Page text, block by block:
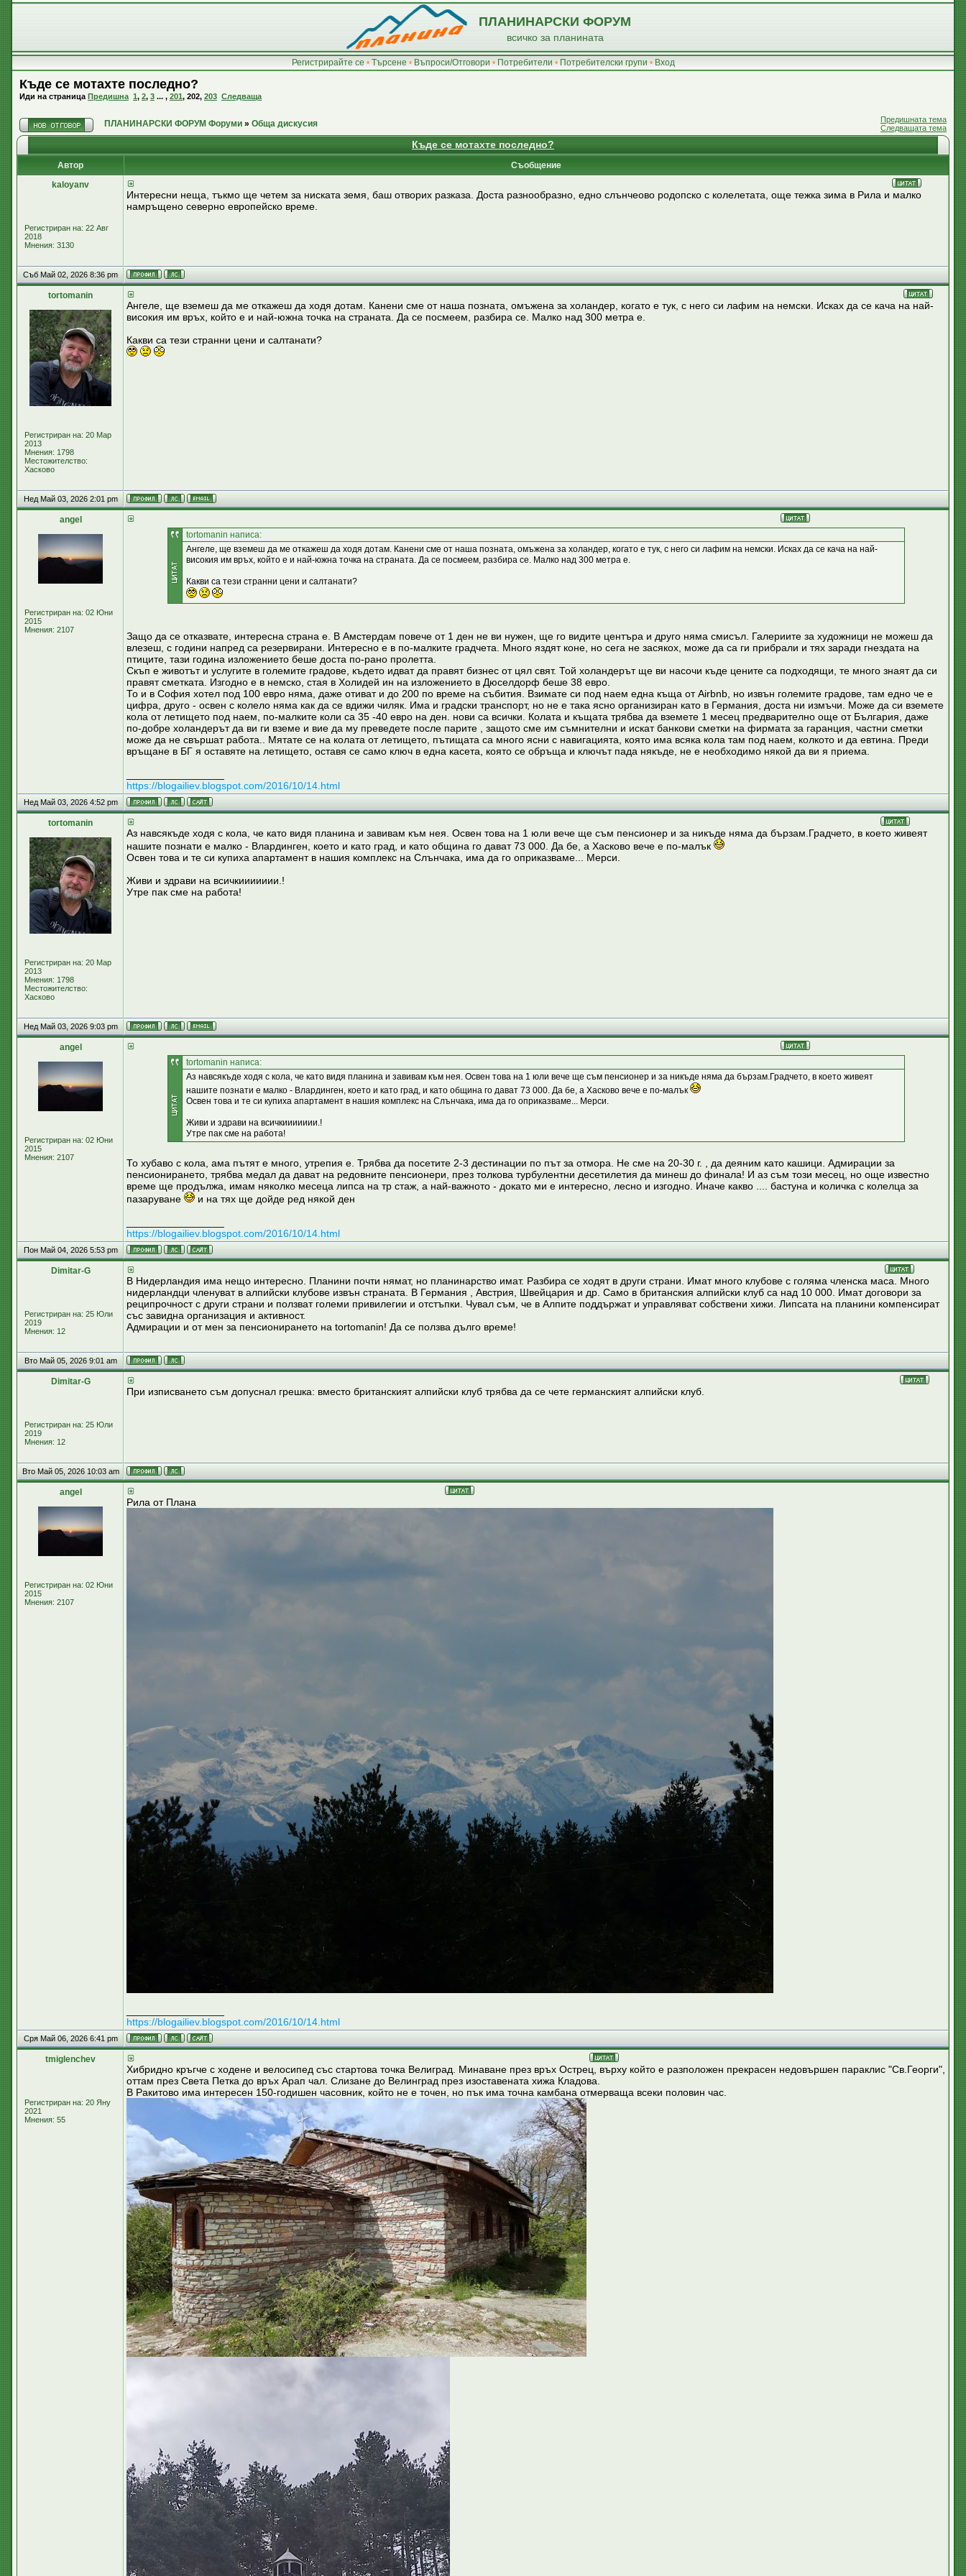
ПЛАНИНАРСКИ ФОРУМ
всичко за планината
Регистрирайте се • Търсене • Въпроси/Отговори • Потребители • Потребителски групи • Вход
Къде се мотахте последно?
Иди на страница Предишна 1, 2, 3 ... , 201, 202, 203 Следваща
ПЛАНИНАРСКИ ФОРУМ Форуми » Обща дискусия
Предишната тема
Следващата тема
Къде се мотахте последно?
Автор
Съобщение
kaloyanv
Регистриран на: 22 Авг
2018
Мнения: 3130
Интересни неща, тъкмо ще четем за ниската земя, баш отворих разказа. Доста разнообразно, едно слънчеово родопско с колелетата, още тежка зима в Рила и малко
намръщено северно европейско време.
Съб Май 02, 2026 8:36 pm
tortomanin
Регистриран на: 20 Мар
2013
Мнения: 1798
Местожителство:
Хасково
Ангеле, ще вземеш да ме откажеш да ходя дотам. Канени сме от наша позната, омъжена за холандер, когато е тук, с него си лафим на немски. Исках да се кача на най-
високия им връх, който е и най-южна точка на страната. Да се посмеем, разбира се. Малко над 300 метра е.
Какви са тези странни цени и салтанати?
Нед Май 03, 2026 2:01 pm
аngel
Регистриран на: 02 Юни
2015
Мнения: 2107
tortomanin написа:
Ангеле, ще вземеш да ме откажеш да ходя дотам. Канени сме от наша позната, омъжена за холандер, когато е тук, с него си лафим на немски. Исках да се кача на най-
високия им връх, който е и най-южна точка на страната. Да се посмеем, разбира се. Малко над 300 метра е.
Какви са тези странни цени и салтанати?
Защо да се отказвате, интересна страна е. В Амстердам повече от 1 ден не ви нужен, ще го видите центъра и друго няма смисъл. Галериите за художници не можеш да
влезеш, с години напред са резервирани. Интересно е в по-малките градчета. Много яздят коне, но сега не засякох, може да са ги прибрали и тях заради гнездата на
птиците, тази година изложението беше доста по-рано пролетта.
Скъп е животът и услугите в големите градове, където идват да правят бизнес от цял свят. Той холандерът ще ви насочи къде цените са подходящи, те много знаят да си
правят сметката. Изгодно е в немско, стая в Холидей ин на изложението в Дюселдорф беше 38 евро.
То и в София хотел под 100 евро няма, даже отиват и до 200 по време на събития. Взимате си под наем една къща от Airbnb, но извън големите градове, там едно че е
цифра, друго - освен с колело няма как да се вдижи чиляк. Има и градски транспорт, но не е така ясно организиран като в Германия, доста ни измъчи. Може да си вземете
кола от летището под наем, по-малките коли са 35 -40 евро на ден. нови са всички. Колата и къщата трябва да вземете 1 месец предварително още от България, даже
по-добре холандерът да ви ги вземе и вие да му преведете после парите , защото сме им съмнителни и искат банкови сметки на фирмата за гаранция, частни сметки
може да не свършат работа.. Мятате се на колата от летището, пътищата са много ясни с навигацията, която има всяка кола там под наем, колкото и да евтина. Преди
връщане в БГ я оставяте на летището, оставя се само ключ в една касета, която се обръща и ключът пада някъде, не е необходимо някой да ви я приема.
https://blogailiev.blogspot.com/2016/10/14.html
Нед Май 03, 2026 4:52 pm
tortomanin
Регистриран на: 20 Мар
2013
Мнения: 1798
Местожителство:
Хасково
Аз навсякъде ходя с кола, че като видя планина и завивам към нея. Освен това на 1 юли вече ще съм пенсионер и за никъде няма да бързам.Градчето, в което живеят
нашите познати е малко - Влардинген, което и като град, и като община го дават 73 000. Да бе, а Хасково вече е по-малък
Освен това и те си купиха апартамент в нашия комплекс на Слънчака, има да го оприказваме... Мерси.
Живи и здрави на всичкиииииии.!
Утре пак сме на работа!
Нед Май 03, 2026 9:03 pm
аngel
Регистриран на: 02 Юни
2015
Мнения: 2107
tortomanin написа:
Аз навсякъде ходя с кола, че като видя планина и завивам към нея. Освен това на 1 юли вече ще съм пенсионер и за никъде няма да бързам.Градчето, в което живеят
нашите познати е малко - Влардинген, което и като град, и като община го дават 73 000. Да бе, а Хасково вече е по-малък
Освен това и те си купиха апартамент в нашия комплекс на Слънчака, има да го оприказваме... Мерси.
Живи и здрави на всичкиииииии.!
Утре пак сме на работа!
То хубаво с кола, ама пътят е много, утрепия е. Трябва да посетите 2-3 дестинации по път за отмора. Не сме на 20-30 г. , да деяним като кашици. Адмирации за
пенсионирането, трябва медал да дават на редовните пенсионери, през толкова турбулентни десетилетия да минеш до финала! И аз съм този месец, но още известно
време ще продължа, имам няколко месеца липса на тр стаж, а най-важното - докато ми е интересно, лесно и изгодно. Иначе какво .... бастуна и количка с колелца за
пазаруване
и на тях ще дойде ред някой ден
https://blogailiev.blogspot.com/2016/10/14.html
Пон Май 04, 2026 5:53 pm
Dimitar-G
Регистриран на: 25 Юли
2019
Мнения: 12
В Нидерландия има нещо интересно. Планини почти нямат, но планинарство имат. Разбира се ходят в други страни. Имат много клубове с голяма членска маса. Много
нидерландци членуват в алпийски клубове извън страната. В Германия , Австрия, Швейцария и др. Само в британския алпийски клуб са над 10 000. Имат договори за
реципрочност с други страни и ползват големи привилегии и отстъпки. Чувал съм, че в Алпите поддържат и управляват собствени хижи. Липсата на планини компенсират
със завидна организация и активност.
Адмирации и от мен за пенсионирането на tortomanin! Да се ползва дълго време!
Вто Май 05, 2026 9:01 am
Dimitar-G
Регистриран на: 25 Юли
2019
Мнения: 12
При изписването съм допуснал грешка: вместо британският алпийски клуб трябва да се чете германският алпийски клуб.
Вто Май 05, 2026 10:03 am
аngel
Регистриран на: 02 Юни
2015
Мнения: 2107
Рила от Плана
https://blogailiev.blogspot.com/2016/10/14.html
Сря Май 06, 2026 6:41 pm
tmiglenchev
Регистриран на: 20 Яну
2021
Мнения: 55
Хибридно кръгче с ходене и велосипед със стартова точка Велиград. Минаване през връх Острец, върху който е разположен прекрасен недовършен параклис "Св.Георги",
оттам през Света Петка до връх Арап чал. Слизане до Велинград през изоставената хижа Кладова.
В Ракитово има интересен 150-годишен часовник, който не е точен, но пък има точна камбана отмерваща всеки половин час.